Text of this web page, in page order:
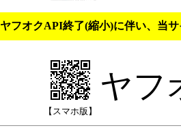
ヤフオクAPI終了(縮小)に伴い、当
【スマホ版】
ヤフ